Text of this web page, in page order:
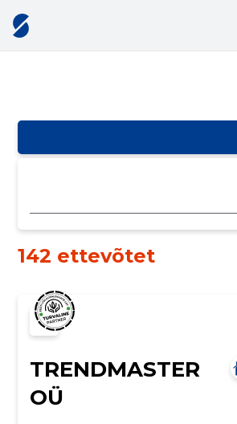
142 ettevõtet
TRENDMASTER
OÜ